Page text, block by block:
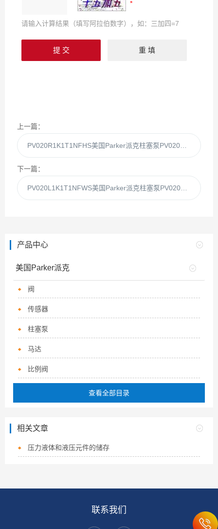
请输入计算结果（填写阿拉伯数字），如：三加四=7
上一篇：
下一篇：
产品中心
美国Parker派克
阀
传感器
柱塞泵
马达
比例阀
查看全部目录
相关文章
压力液体和液压元件的储存
联系我们